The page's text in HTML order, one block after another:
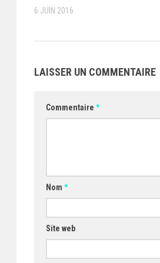
6 JUIN 2016
LAISSER UN COMMENTAIRE
Commentaire *
Nom *
Site web